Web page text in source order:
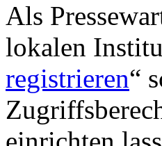
Als
lokalen
registrieren“